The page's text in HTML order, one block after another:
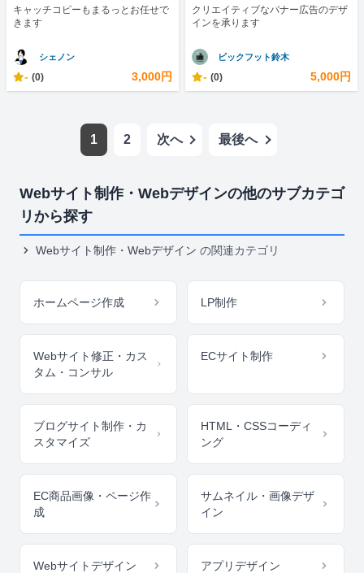
キャッチコピーもまるっとお任せで
きます
シェノン
- (0) 3,000円
クリエイティブなバナー広告のデザ
インを承ります
ビックフット鈴木
- (0) 5,000円
1 2 次へ 最後へ
Webサイト制作・Webデザインの他のサブカテゴ
リから探す
Webサイト制作・Webデザイン の関連カテゴリ
ホームページ作成 LP制作
Webサイト修正・カス
タム・コンサル
ECサイト制作
ブログサイト制作・カ
スタマイズ
HTML・CSSコーディ
ング
EC商品画像・ページ作
成
サムネイル・画像デザ
イン
Webサイトデザイン アプリデザイン